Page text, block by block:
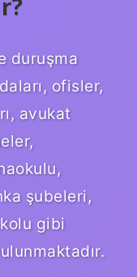
duruşma
ofisler,
avukat
şubeleri,
gibi